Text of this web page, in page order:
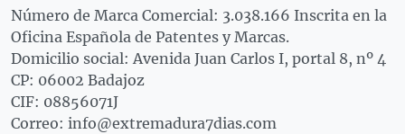
Número de Marca Comercial: 3.038.166 Inscrita en la
Oficina Española de Patentes y Marcas.
Domicilio social: Avenida Juan Carlos I, portal 8, nº 4
CP: 06002 Badajoz
CIF: 08856071J
Correo: info@extremadura7dias.com